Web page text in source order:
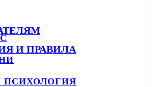
ПСИХОЛОГИЯ
И ПРАВИЛА